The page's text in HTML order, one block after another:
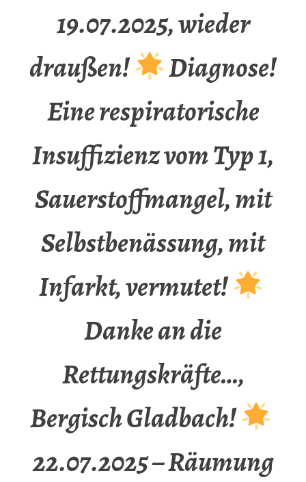
19.07.2025, wieder
draußen!
Diagnose!
Eine respiratorische
Insuffizienz vom Typ 1,
Sauerstoffmangel, mit
Selbstbenässung, mit
Infarkt, vermutet!
Danke an die
Rettungskräfte…,
Bergisch Gladbach!
22.07.2025 – Räumung